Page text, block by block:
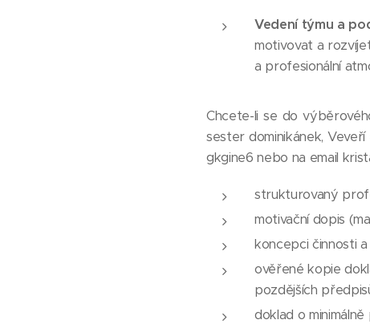
Vedení týmu a
motivovat a
a profesionální
Chcete-li se do
sester dominikánek,
gkgine6 nebo na email
strukturovaný
motivační dopis
koncepci činnosti
ověřené kopie
pozdějších
doklad o